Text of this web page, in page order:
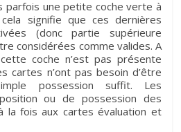
parfois une petite coche verte à
signifie que ces dernières
(donc partie supérieure
considérées comme valides. A
coche n’est pas présente
cartes n’ont pas besoin d’être
possession suffit. Les
ou de possession des
la fois aux cartes évaluation et